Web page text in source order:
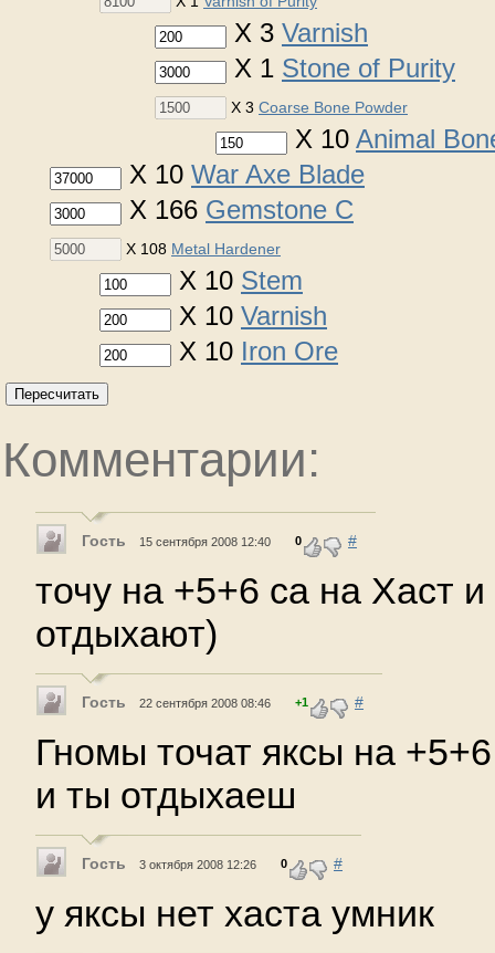
X 3 Varnish
X 1 Stone of Purity
X 3 Coarse Bone Powder
X 10 Animal
X 10 War Axe Blade
X 166 Gemstone C
X 108 Metal Hardener
X 10 Stem
X 10 Varnish
X 10 Iron Ore
Пересчитать
Комментарии:
Гость 15 сентября 2008 12:40 0 #
точу на +5+6 са на Хаст
отдыхают)
Гость 22 сентября 2008 08:46 +1 #
Гномы точат яксы на
и ты отдыхаеш
Гость 3 октября 2008 12:26 0 #
у яксы нет хаста умник